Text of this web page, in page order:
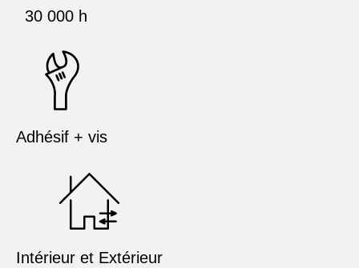
30 000 h
Adhésif + vis
Intérieur et Extérieur